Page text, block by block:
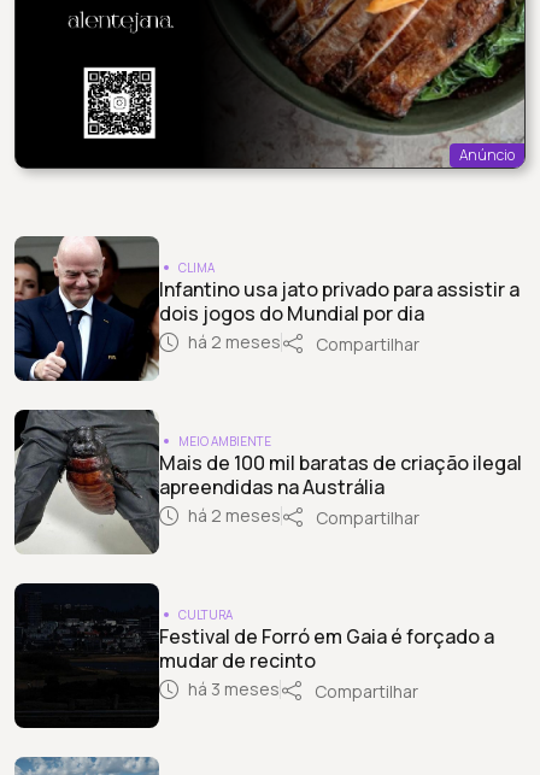
Anúncio
CLIMA
Infantino usa jato privado para assistir a
dois jogos do Mundial por dia
há 2 meses Compartilhar
MEIO AMBIENTE
Mais de 100 mil baratas de criação ilegal
apreendidas na Austrália
há 2 meses Compartilhar
CULTURA
Festival de Forró em Gaia é forçado a
mudar de recinto
há 3 meses Compartilhar